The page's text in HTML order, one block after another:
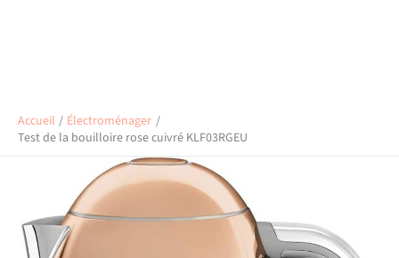
Accueil
Électroménager
Test de la bouilloire rose cuivré KLF03RGEU